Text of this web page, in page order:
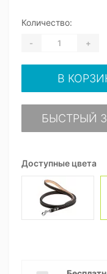
Доступные цвета
Количество:
- +
В
БЫСТРЫЙ